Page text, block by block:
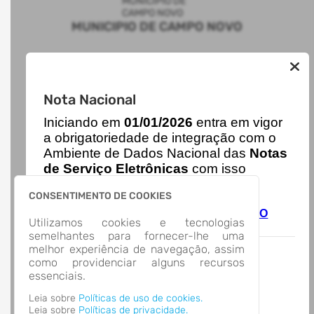
CONSENTIMENTO DE COOKIES
Utilizamos cookies e tecnologias
semelhantes para fornecer-lhe uma
melhor experiência de navegação, assim
como providenciar alguns recursos
essenciais.
Leia sobre Políticas de uso de cookies.
Leia sobre Políticas de privacidade.
Nota Nacional
Iniciando em01/01/2026 entra em vigor
a obrigatoriedade de integração com o
Ambiente de Dados Nacional das Notas
de Serviço Eletrônicas com isso
acesse o link abaixo e saiba mais.
Autoatendimento - MUNICIPIO DE CAMPO
NOVO
MUNICIPIO DE CAMPO NOVO
ACESSO RÁPIDO
Acesso à Informação
Cidadão
Transparência
LOCALIZAÇÃO
Campo Novo/
Abrir no Mapa
CONTATOS
(55) 2013-0080
prefeitura@camponovo.rs.gov.br
Segunda-feira a Sexta-feira7:30 às 11:30 - 13:00 às 17:00